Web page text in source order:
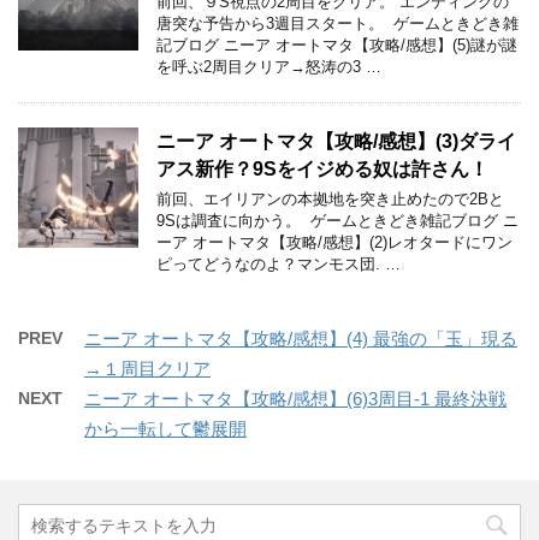
唐突な予告から3週目スタート。 ゲームときどき雑
記ブログ ニーア オートマタ【攻略/感想】(5)謎が謎
を呼ぶ2周目クリア→怒涛の3 …
ニーア オートマタ【攻略/感想】(3)ダライ
アス新作？9Sをイジめる奴は許さん！
前回、エイリアンの本拠地を突き止めたので2Bと
9Sは調査に向かう。 ゲームときどき雑記ブログ ニ
ーア オートマタ【攻略/感想】(2)レオタードにワン
ピってどうなのよ？マンモス団. …
PREV
ニーア オートマタ【攻略/感想】(4) 最強の「玉」現る
→１周目クリア
NEXT
ニーア オートマタ【攻略/感想】(6)3周目-1 最終決戦
から一転して鬱展開